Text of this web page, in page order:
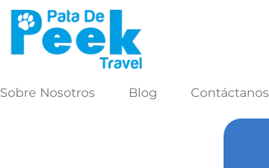
Sobre Nosotros Blog Contáctanos